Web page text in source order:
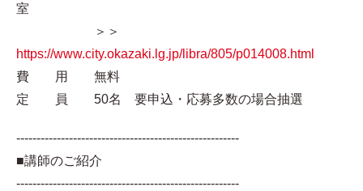
室
＞＞
https://www.city.okazaki.lg.jp/libra/805/p014008.html
費 用 無料
定 員 50名 要申込・応募多数の場合抽選
-------------------------------------------------------
■講師のご紹介
-------------------------------------------------------